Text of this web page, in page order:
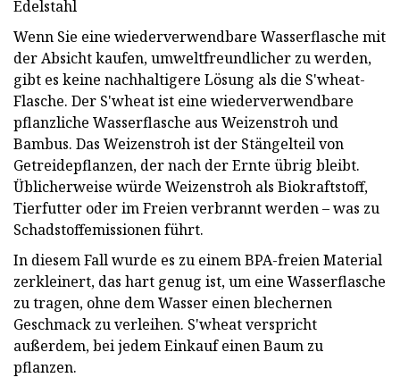
Edelstahl
Wenn Sie eine wiederverwendbare Wasserflasche mit
der Absicht kaufen, umweltfreundlicher zu werden,
gibt es keine nachhaltigere Lösung als die S'wheat-
Flasche. Der S'wheat ist eine wiederverwendbare
pflanzliche Wasserflasche aus Weizenstroh und
Bambus. Das Weizenstroh ist der Stängelteil von
Getreidepflanzen, der nach der Ernte übrig bleibt.
Üblicherweise würde Weizenstroh als Biokraftstoff,
Tierfutter oder im Freien verbrannt werden – was zu
Schadstoffemissionen führt.
In diesem Fall wurde es zu einem BPA-freien Material
zerkleinert, das hart genug ist, um eine Wasserflasche
zu tragen, ohne dem Wasser einen blechernen
Geschmack zu verleihen. S'wheat verspricht
außerdem, bei jedem Einkauf einen Baum zu
pflanzen.